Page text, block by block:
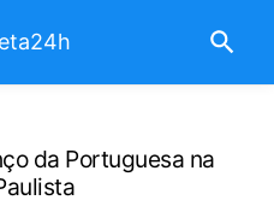
da Portuguesa na